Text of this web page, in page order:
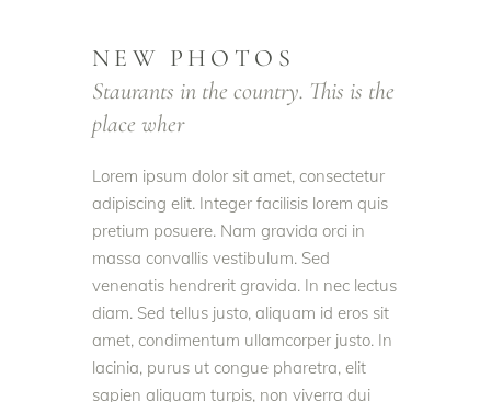
NEW PHOTOS
Staurants in the country. This is the
place wher
Lorem ipsum dolor sit amet, consectetur
adipiscing elit. Integer facilisis lorem quis
pretium posuere. Nam gravida orci in
massa convallis vestibulum. Sed
venenatis hendrerit gravida. In nec lectus
diam. Sed tellus justo, aliquam id eros sit
amet, condimentum ullamcorper justo. In
lacinia, purus ut congue pharetra, elit
sapien aliquam turpis, non viverra dui